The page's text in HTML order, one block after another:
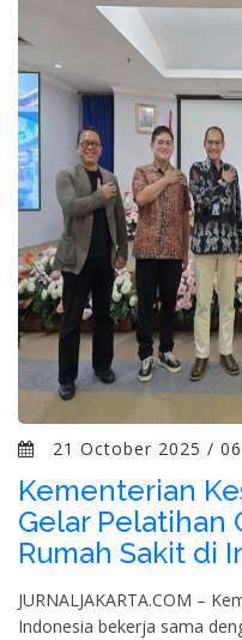
21 October 2025 /
Kementerian
Gelar Pelatihan
Rumah Sakit di
JURNALJAKARTA.COM –
Indonesia bekerja sama